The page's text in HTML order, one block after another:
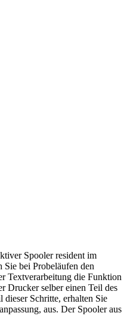
Spooler resident im
bei Probeläufen den
Textverarbeitung die Funktion
Drucker selber einen Teil des
dieser Schritte, erhalten Sie
aus. Der Spooler aus